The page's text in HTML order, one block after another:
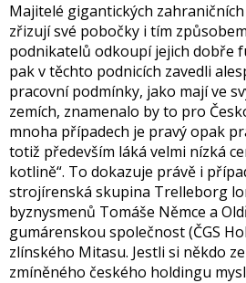
Majitelé gigantických
zřizují své pobočky i tím
podnikatelů odkoupí jejich dobře
pak v těchto podnicích zavedli
pracovní podmínky, jako mají ve
zemích, znamenalo by to pro
mnoha případech je pravý opak
totiž především láká velmi nízká
kotlině“. To dokazuje právě i
strojírenská skupina Trelleborg
byznysmenů Tomáše Němce a
gumárenskou společnost (ČGS
zlínského Mitasu. Jestli si někdo
zmíněného českého holdingu